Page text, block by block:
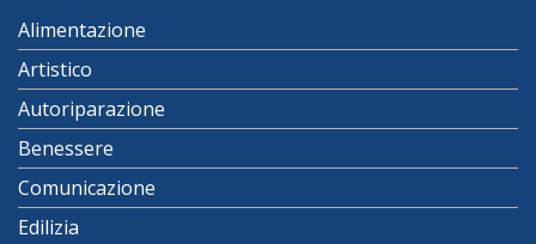
Alimentazione
Artistico
Autoriparazione
Benessere
Comunicazione
Edilizia